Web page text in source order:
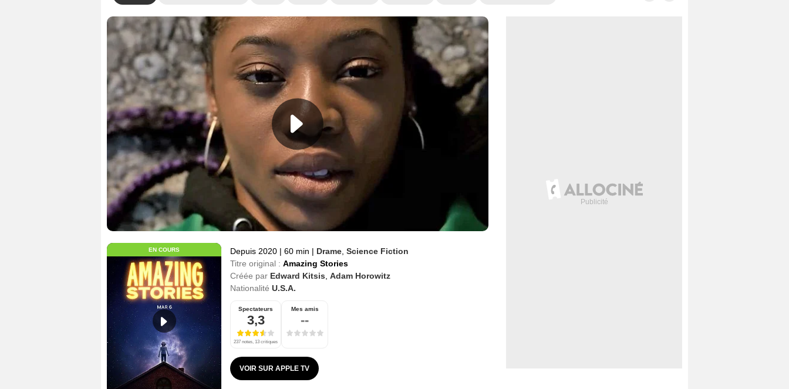
EN COURS Depuis 2020 | 60 min | Drame Science Fiction
Titre original : Amazing Stories
Créée par Edward Kitsis Adam Horowitz
Nationalité U.S.A.
Spectateurs
3,3
237 notes, 13 critiques
Mes amis
--
VOIR SUR APPLE TV